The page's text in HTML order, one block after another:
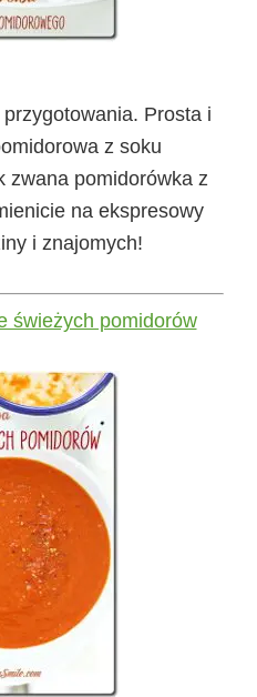
Prosta i
z soku
zwana pomidorówka z
na ekspresowy
i znajomych!
świeżych pomidorów